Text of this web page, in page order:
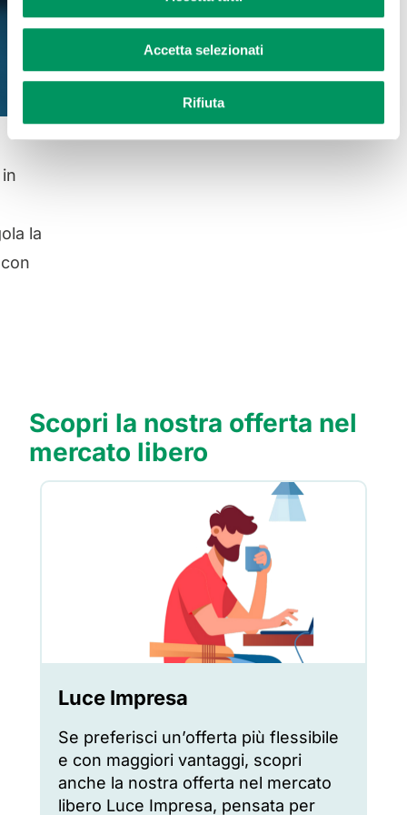
Accetta selezionati
Rifiuta
la
Scopri la nostra offerta nel
mercato libero
Luce Impresa
Se preferisci un’offerta più flessibile
e con maggiori vantaggi, scopri
anche la nostra offerta nel mercato
libero Luce Impresa, pensata per